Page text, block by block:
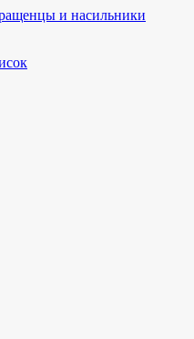
и насильники